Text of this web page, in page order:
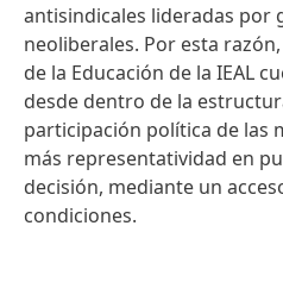
antisindicales lideradas por
neoliberales. Por esta
de la Educación de la IEAL
desde dentro de la
participación política de las
más representatividad en
decisión, mediante un
condiciones.